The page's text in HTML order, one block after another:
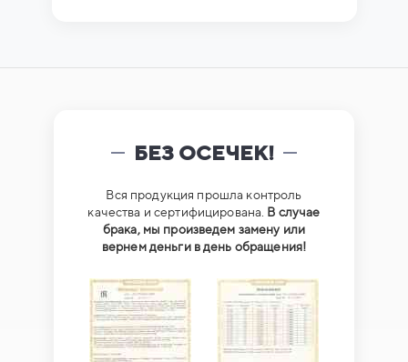
БЕЗ ОСЕЧЕК!
Вся продукция прошла контроль
качества и сертифицирована. В случае
брака, мы произведем замену или
вернем деньги в день обращения!